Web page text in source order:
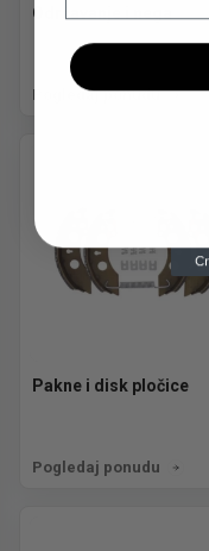
Održavanje i nega
Pogledaj ponudu
Pakne i disk pločice
Pogledaj ponudu